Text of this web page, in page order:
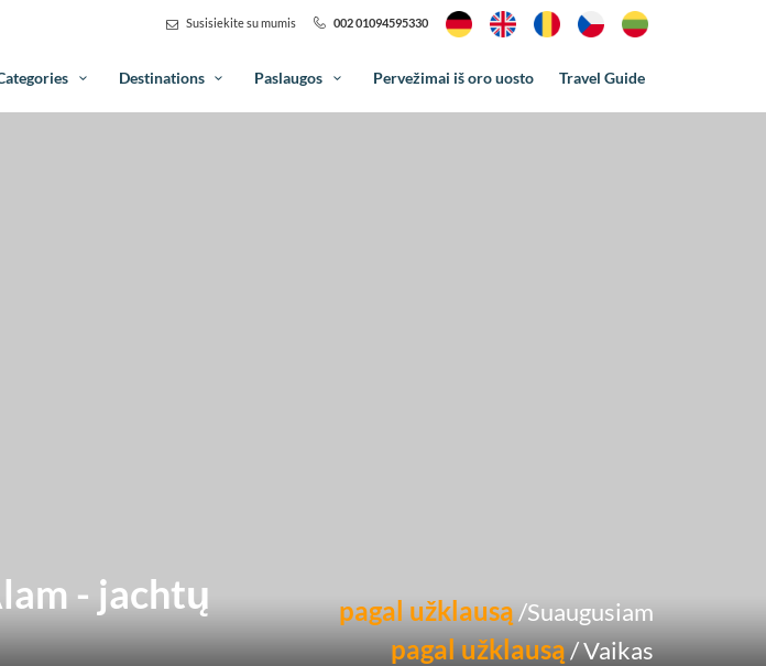
Susisiekite su mumis 002 01094595330
Destinations Paslaugos Pervežimai iš oro uosto Travel Guide
- jachtų
pagal užklausą /Suaugusiam
pagal užklausą/ Vaikas